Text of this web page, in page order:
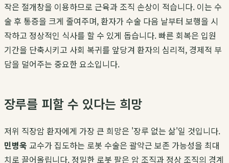
작은 절개창을 이용하므로 근육과 조직 손상이 적습니다. 이는 수
술 후 통증을 크게 줄여주며, 환자가 수술 다음 날부터 보행을 시
작하고 정상적인 식사를 할 수 있게 돕습니다. 빠른 회복은 입원
기간을 단축시키고 사회 복귀를 앞당겨 환자의 심리적, 경제적 부
담을 덜어주는 중요한 요소입니다.
장루를 피할 수 있다는 희망
저위 직장암 환자에게 가장 큰 희망은 '장루 없는 삶'일 것입니다.
민병욱 교수가 집도하는 로봇 수술은 괄약근 보존 가능성을 최대
치로 끌어올립니다. 정밀한 로봇 팔은 암 조직과 정상 조직의 경계